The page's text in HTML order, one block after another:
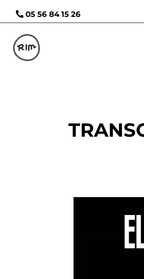
05 56 84 15 26